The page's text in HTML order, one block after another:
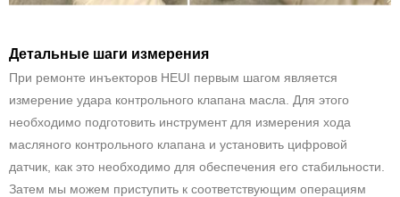
Детальные шаги измерения
При ремонте инъекторов HEUI первым шагом является
измерение удара контрольного клапана масла. Для этого
необходимо подготовить инструмент для измерения хода
масляного контрольного клапана и установить цифровой
датчик, как это необходимо для обеспечения его стабильности.
Затем мы можем приступить к соответствующим операциям